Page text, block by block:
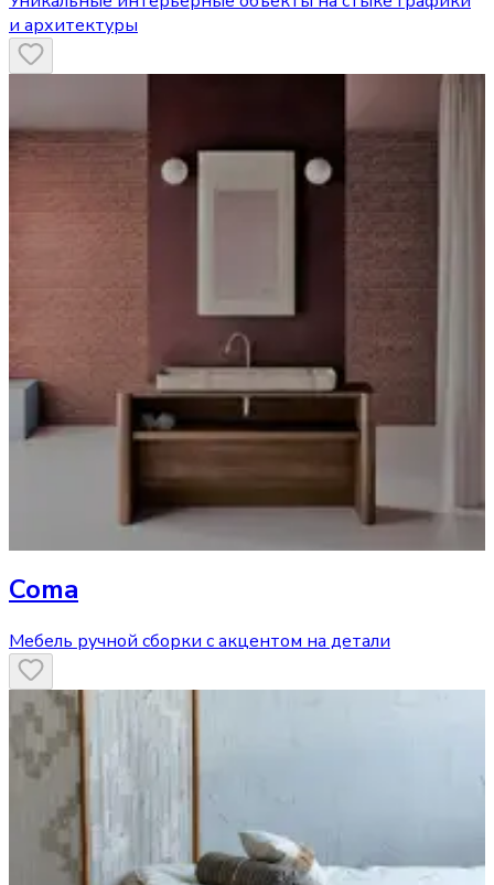
и архитектуры
Coma
Мебель ручной сборки с акцентом на детали